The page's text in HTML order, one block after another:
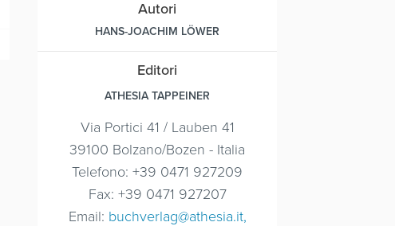
Autori
HANS-JOACHIM LÖWER
Editori
ATHESIA TAPPEINER
Via Portici 41 / Lauben 41
39100 Bolzano/Bozen - Italia
Telefono: +39 0471 927209
Fax: +39 0471 927207
Email: buchverlag@athesia.it,